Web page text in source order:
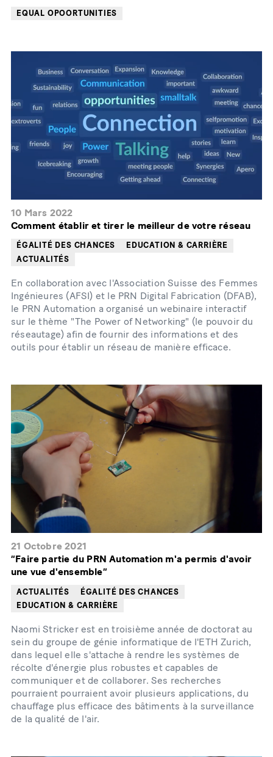
EQUAL OPOORTUNITIES
10 Mars 2022
Comment établir et tirer le meilleur de votre réseau
ÉGALITÉ DES CHANCES
EDUCATION & CARRIÈRE
ACTUALITÉS
En collaboration avec l'Association Suisse des Femmes
Ingénieures (AFSI) et le PRN Digital Fabrication (DFAB),
le PRN Automation a organisé un webinaire interactif
sur le thème "The Power of Networking" (le pouvoir du
réseautage) afin de fournir des informations et des
outils pour établir un réseau de manière efficace.
21 Octobre 2021
“Faire partie du PRN Automation m'a permis d'avoir
une vue d'ensemble”
ACTUALITÉS
ÉGALITÉ DES CHANCES
EDUCATION & CARRIÈRE
Naomi Stricker est en troisième année de doctorat au
sein du groupe de génie informatique de l'ETH Zurich,
dans lequel elle s'attache à rendre les systèmes de
récolte d'énergie plus robustes et capables de
communiquer et de collaborer. Ses recherches
pourraient pourraient avoir plusieurs applications, du
chauffage plus efficace des bâtiments à la surveillance
de la qualité de l'air.